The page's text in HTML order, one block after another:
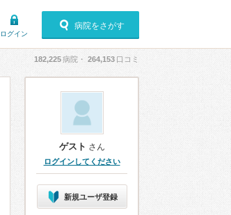
ログイン
病院をさがす
182,225病院・ 264,153 口コミ
ゲスト さん
ログインしてください
新規ユーザ登録